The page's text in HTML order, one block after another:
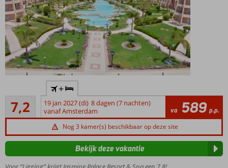
All Inclusive
genieten en
ontspannen
Dagje
privéstrand
of relaxen bij
zwembaden?
7,2
Voldoende/goed
87
beoordelingen
+
19 jan 2027 (di) 8 dagen (7 nachten)
vanaf Amsterdam
va 589 p.p.
Nog 3 kamer(s) beschikbaar op deze site
Bekijk deze vakantie